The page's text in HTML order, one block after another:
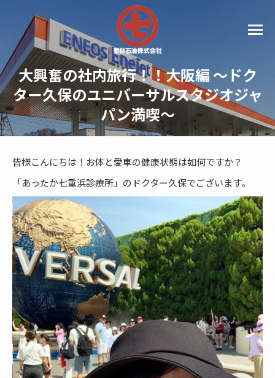
大興奮の社内旅行！！大阪編 ～ドク
ター久保のユニバーサルスタジオジャ
パン満喫～
皆様こんにちは！お体と愛車の健康状態は如何ですか？
「あったか七重浜診療所」のドクター久保でございます。